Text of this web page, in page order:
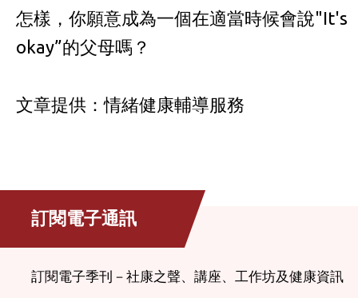
怎樣，你願意成為一個在適當時候會說"It's
okay”的父母嗎？
文章提供：情緒健康輔導服務
訂閱電子通訊
訂閱電子季刊－社康之聲、講座、工作坊及健康資訊